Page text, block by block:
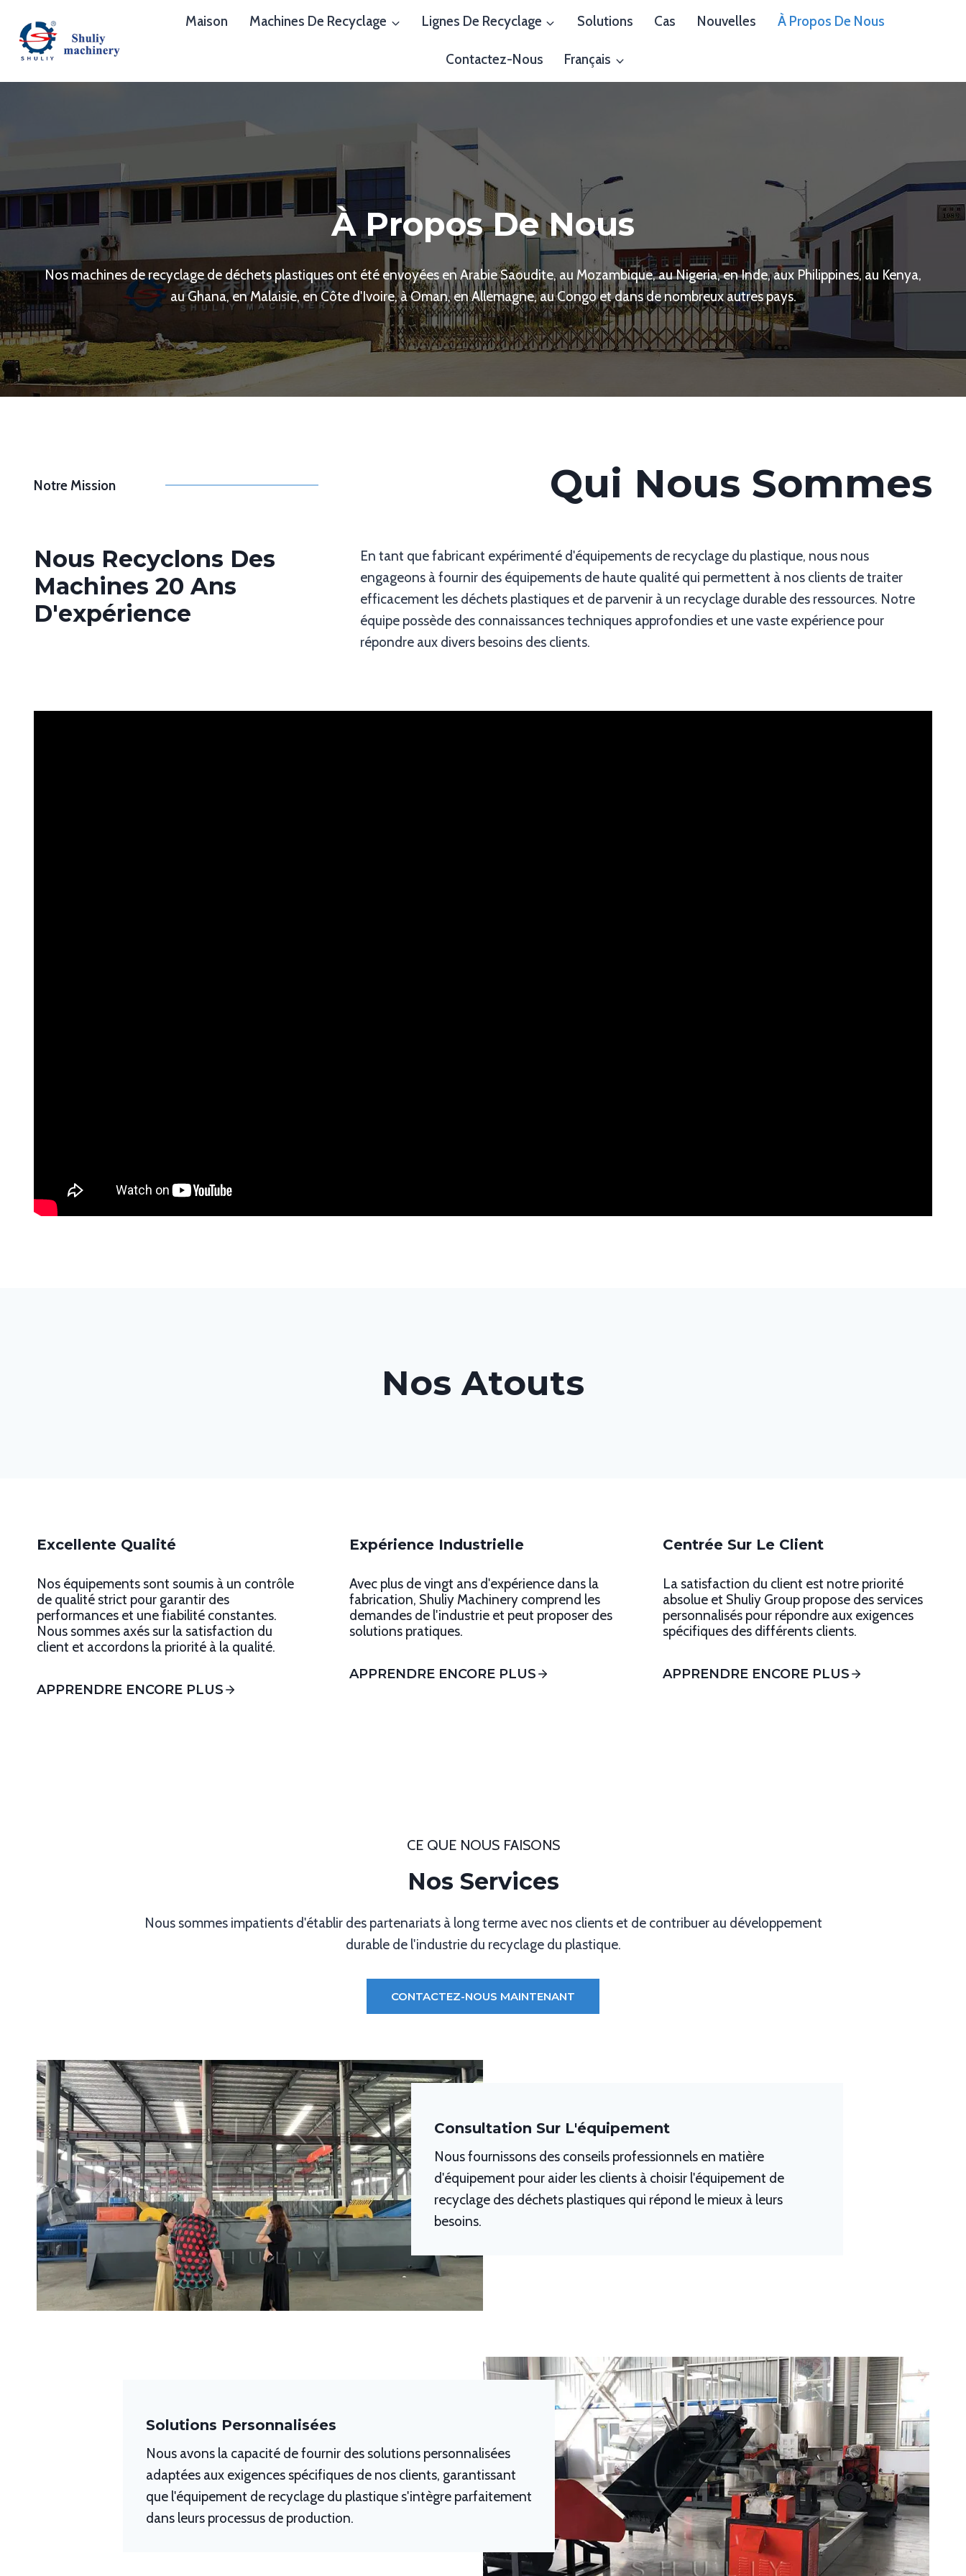
contenu
Maison Machines De Recyclage Lignes De Recyclage Solutions Cas Nouvelles À Propos De Nous
Contactez-Nous Français
À Propos De Nous
Nos machines de recyclage de déchets plastiques ont été envoyées en Arabie Saoudite, au Mozambique, au Nigeria, en Inde, aux Philippines, au Kenya,
au Ghana, en Malaisie, en Côte d'Ivoire, à Oman, en Allemagne, au Congo et dans de nombreux autres pays.
Notre Mission Qui Nous Sommes
Nous Recyclons Des
Machines 20 Ans
D'expérience
En tant que fabricant expérimenté d'équipements de recyclage du plastique, nous nous
engageons à fournir des équipements de haute qualité qui permettent à nos clients de traiter
efficacement les déchets plastiques et de parvenir à un recyclage durable des ressources. Notre
équipe possède des connaissances techniques approfondies et une vaste expérience pour
répondre aux divers besoins des clients.
Nos Atouts
Excellente Qualité
Nos équipements sont soumis à un contrôle
de qualité strict pour garantir des
performances et une fiabilité constantes.
Nous sommes axés sur la satisfaction du
client et accordons la priorité à la qualité.
APPRENDRE ENCORE PLUS
Expérience Industrielle
Avec plus de vingt ans d'expérience dans la
fabrication, Shuliy Machinery comprend les
demandes de l'industrie et peut proposer des
solutions pratiques.
APPRENDRE ENCORE PLUS
Centrée Sur Le Client
La satisfaction du client est notre priorité
absolue et Shuliy Group propose des services
personnalisés pour répondre aux exigences
spécifiques des différents clients.
APPRENDRE ENCORE PLUS
CE QUE NOUS FAISONS
Nos Services
Nous sommes impatients d'établir des partenariats à long terme avec nos clients et de contribuer au développement
durable de l'industrie du recyclage du plastique.
CONTACTEZ-NOUS MAINTENANT
Consultation Sur L'équipement
Nous fournissons des conseils professionnels en matière
d'équipement pour aider les clients à choisir l'équipement de
recyclage des déchets plastiques qui répond le mieux à leurs
besoins.
Solutions Personnalisées
Nous avons la capacité de fournir des solutions personnalisées
adaptées aux exigences spécifiques de nos clients, garantissant
que l'équipement de recyclage du plastique s'intègre parfaitement
dans leurs processus de production.